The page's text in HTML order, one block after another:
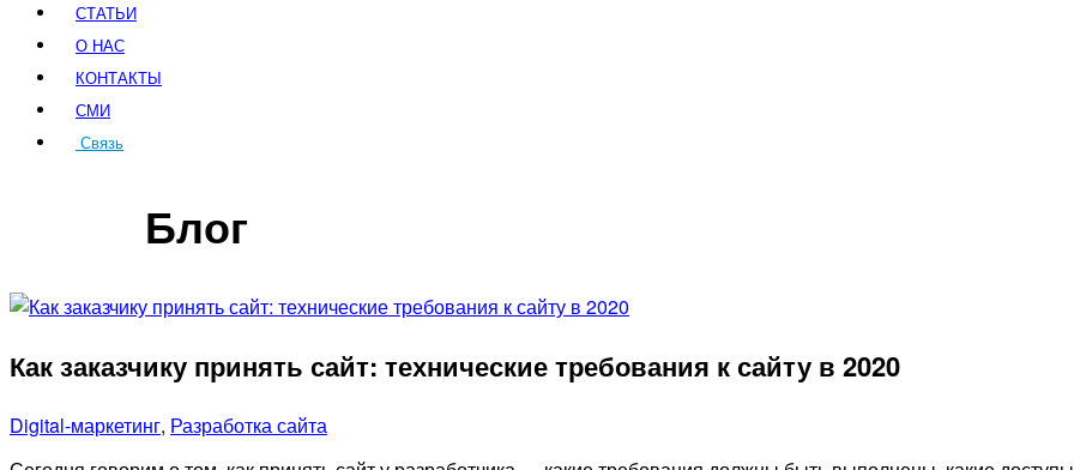
СТАТЬИ
О НАС
КОНТАКТЫ
СМИ
Связь
Блог
Как заказчику принять сайт: технические требования к сайту в 2020
Digital-маркетинг, Разработка сайта